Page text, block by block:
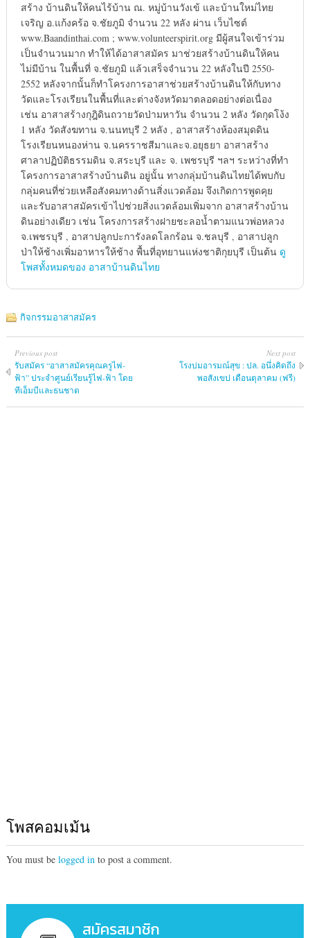
สร้าง บ้านดินให้คนไร้บ้าน ณ. หมู่บ้านวังเข้ และบ้านใหม่ไทย
เจริญ อ.แก้งคร้อ จ.ชัยภูมิ จำนวน 22 หลัง ผ่าน เว็บไซต์
www.Baandinthai.com ; www.volunteerspirit.org มีผู้สนใจเข้าร่วม
เป็นจำนวนมาก ทำให้ได้อาสาสมัคร มาช่วยสร้างบ้านดินให้คน
ไม่มีบ้าน ในพื้นที่ จ.ชัยภูมิ แล้วเสร็จจำนวน 22 หลังในปี 2550-
2552 หลังจากนั้นก็ทำโครงการอาสาช่วยสร้างบ้านดินให้กับทาง
วัดและโรงเรียนในพื้นที่และต่างจังหวัดมาตลอดอย่างต่อเนื่อง
เช่น อาสาสร้างกุฎิดินถวายวัดป่ามหาวัน จำนวน 2 หลัง วัดกุดโง้ง
1 หลัง วัดสังฆทาน จ.นนทบุรี 2 หลัง , อาสาสร้างห้องสมุดดิน
โรงเรียนหนองห่าน จ.นครราชสีมาและจ.อยุธยา อาสาสร้าง
ศาลาปฏิบัติธรรมดิน จ.สระบุรี และ จ. เพชรบุรี ฯลฯ ระหว่างที่ทำ
โครงการอาสาสร้างบ้านดิน อยู่นั้น ทางกลุ่มบ้านดินไทยได้พบกับ
กลุ่มคนที่ช่วยเหลือสังคมทางด้านสิ่งแวดล้อม จึงเกิดการพูดคุย
และรับอาสาสมัครเข้าไปช่วยสิ่งแวดล้อมเพิ่มจาก อาสาสร้างบ้าน
ดินอย่างเดียว เช่น โครงการสร้างฝายชะลอน้ำตามแนวพ่อหลวง
จ.เพชรบุรี , อาสาปลูกปะการังลดโลกร้อน จ.ชลบุรี , อาสาปลูก
ป่าให้ช้างเพิ่มอาหารให้ช้าง พื้นที่อุทยานแห่งชาติกุยบุรี เป็นต้น ดู
โพสทั้งหมดของ อาสาบ้านดินไทย
กิจกรรมอาสาสมัคร
Previous post
รับสมัคร “อาสาสมัครคุณครูไฟ-
ฟ้า” ประจำศูนย์เรียนรู้ไฟ-ฟ้า โดย
ทีเอ็มบีและธนชาต
Next post
โรงบ่มอารมณ์สุข : ปล. อนึ่งคิดถึง
พอสังเขป เดือนตุลาคม (ฟรี)
โพสคอมเม้น
You must be logged into post a comment.
สมัครสมาชิก